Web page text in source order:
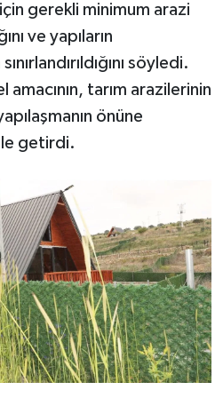
gerekli minimum arazi
ve yapıların
söyledi.
tarım arazilerinin
önüne
getirdi.